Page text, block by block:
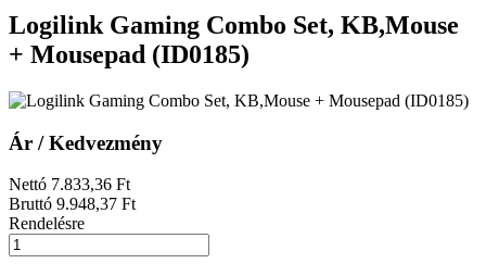
Logilink Gaming Combo Set, KB,Mouse
+ Mousepad (ID0185)
Ár / Kedvezmény
Nettó 7.833,36 Ft
Bruttó 9.948,37 Ft
Rendelésre